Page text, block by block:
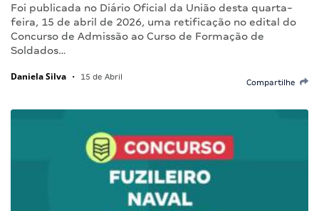
Foi publicada no Diário Oficial da União desta quarta-
feira, 15 de abril de 2026, uma retificação no edital do
Concurso de Admissão ao Curso de Formação de
Soldados…
Daniela Silva • 15 de Abril
Compartilhe